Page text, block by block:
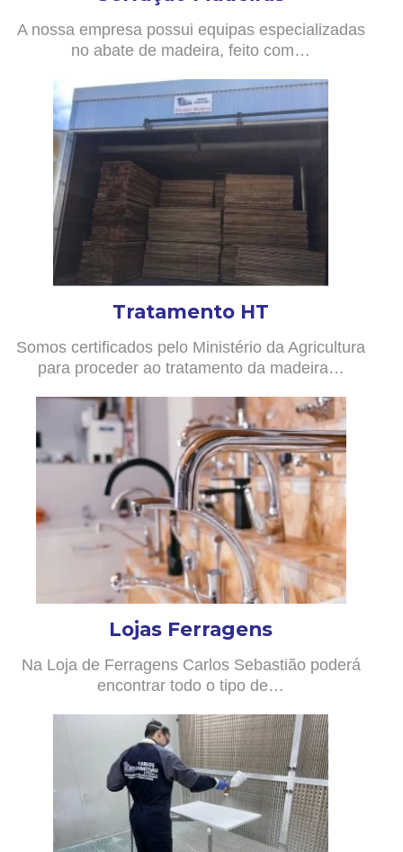
A nossa empresa possui equipas especializadas
no abate de madeira, feito com…
Tratamento HT
Somos certificados pelo Ministério da Agricultura
para proceder ao tratamento da madeira…
Lojas Ferragens
Na Loja de Ferragens Carlos Sebastião poderá
encontrar todo o tipo de…